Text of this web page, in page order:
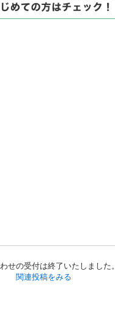
せの受付は終了いたしました。
関連投稿をみる